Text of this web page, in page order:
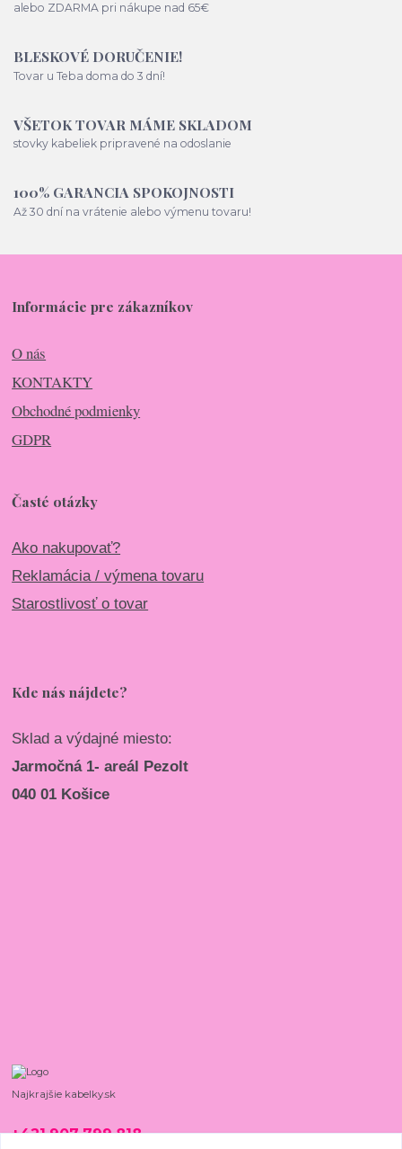
alebo ZDARMA pri nákupe nad 65€
BLESKOVÉ DORUČENIE!
Tovar u Teba doma do 3 dní!
VŠETOK TOVAR MÁME SKLADOM
stovky kabeliek pripravené na odoslanie
100% GARANCIA SPOKOJNOSTI
Až 30 dní na vrátenie alebo výmenu tovaru!
Informácie pre zákazníkov
O nás
KONTAKTY
Obchodné podmienky
GDPR
Časté otázky
Ako nakupovať?
Reklamácia / výmena tovaru
Starostlivosť o tovar
Kde nás nájdete?
Sklad a výdajné miesto:
Jarmočná 1- areál Pezolt
040 01 Košice
Najkrajšie kabelky.sk
+421 907 799 818